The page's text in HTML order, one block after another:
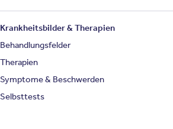
Krankheitsbilder & Therapien
Behandlungsfelder
Therapien
Symptome & Beschwerden
Selbsttests